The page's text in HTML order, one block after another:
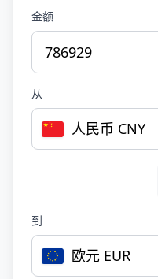
金额
从
人民币 CNY
到
欧元 EUR